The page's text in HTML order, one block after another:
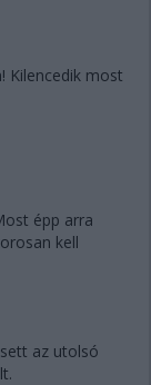
Kilencedik most
épp arra
kell
az utolsó